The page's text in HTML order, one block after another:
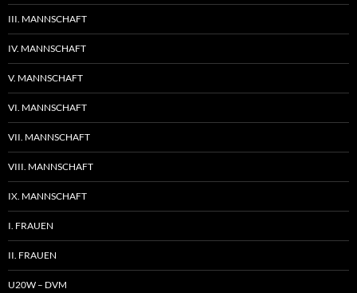
III. MANNSCHAFT
IV. MANNSCHAFT
V. MANNSCHAFT
VI. MANNSCHAFT
VII. MANNSCHAFT
VIII. MANNSCHAFT
IX. MANNSCHAFT
I. FRAUEN
II. FRAUEN
U20W – DVM